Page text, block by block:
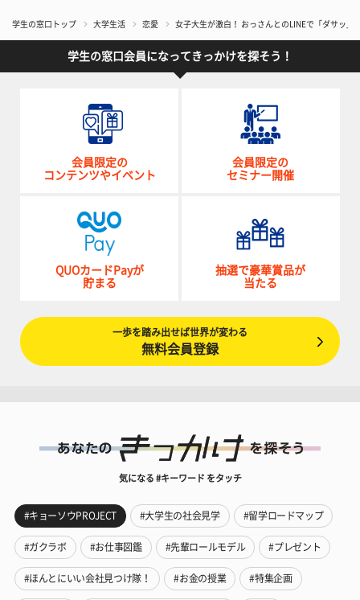
学生の窓口トップ 大学生活 恋愛 女子大生が激白！ おっさんとのLINEで「ダサッ」
学生の窓口会員になってきっかけを探そう！
会員限定の
コンテンツやイベント
会員限定の
セミナー開催
QUOカードPayが
貯まる
抽選で豪華賞品が
当たる
一歩を踏み出せば世界が変わる
無料会員登録
気になる #キーワード をタッチ
#キョーソウPROJECT #大学生の社会見学 #留学ロードマップ
#ガクラボ #お仕事図鑑 #先輩ロールモデル #プレゼント
#ほんとにいい会社見つけ隊！ #お金の授業 #特集企画